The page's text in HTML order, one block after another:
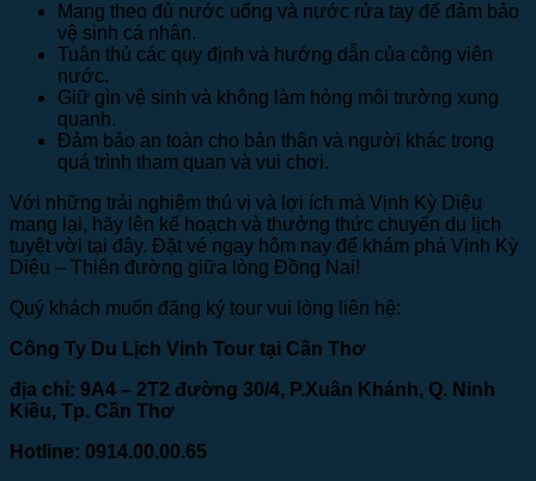
Mang theo đủ nước uống và nước rửa tay để đảm bảo
vệ sinh cá nhân.
Tuân thủ các quy định và hướng dẫn của công viên
nước.
Giữ gìn vệ sinh và không làm hỏng môi trường xung
quanh.
Đảm bảo an toàn cho bản thân và người khác trong
quá trình tham quan và vui chơi.
Với những trải nghiệm thú vị và lợi ích mà Vịnh Kỳ Diệu
mang lại, hãy lên kế hoạch và thưởng thức chuyến du lịch
tuyệt vời tại đây. Đặt vé ngay hôm nay để khám phá Vịnh Kỳ
Diệu – Thiên đường giữa lòng Đồng Nai!
Quý khách muốn đăng ký tour vui lòng liên hệ:
Công Ty Du Lịch Vinh Tour tại Cần Thơ
địa chỉ: 9A4 – 2T2 đường 30/4, P.Xuân Khánh, Q. Ninh
Kiều, Tp. Cần Thơ
Hotline: 0914.00.00.65